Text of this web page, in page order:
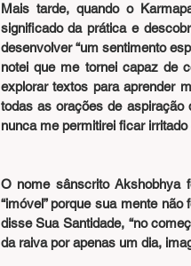
Mais tarde, quando o
significado da prática e
desenvolver “um sentimento
notei que me tornei capaz de
explorar textos para aprender
todas as orações de aspiração
nunca me permitirei ficar
O nome sânscrito Akshobhya
“imóvel” porque sua mente
disse Sua Santidade, “no
da raiva por apenas um dia,